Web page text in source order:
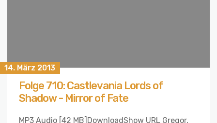
14. März 2013
Folge 710: Castlevania Lords of
Shadow - Mirror of Fate
MP3 Audio [42 MB]DownloadShow URL Gregor,